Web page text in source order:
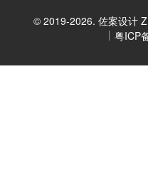
© 2019-2026. 佐案设计
粤ICP